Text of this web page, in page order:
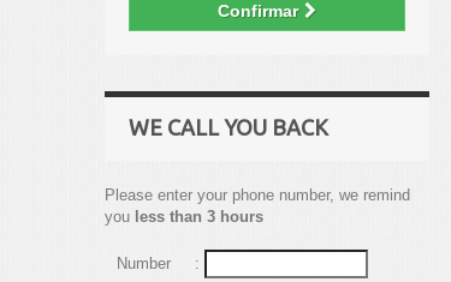
Confirmar
WE CALL YOU BACK
Please enter your phone number, we remind
you less than 3 hours
Number :